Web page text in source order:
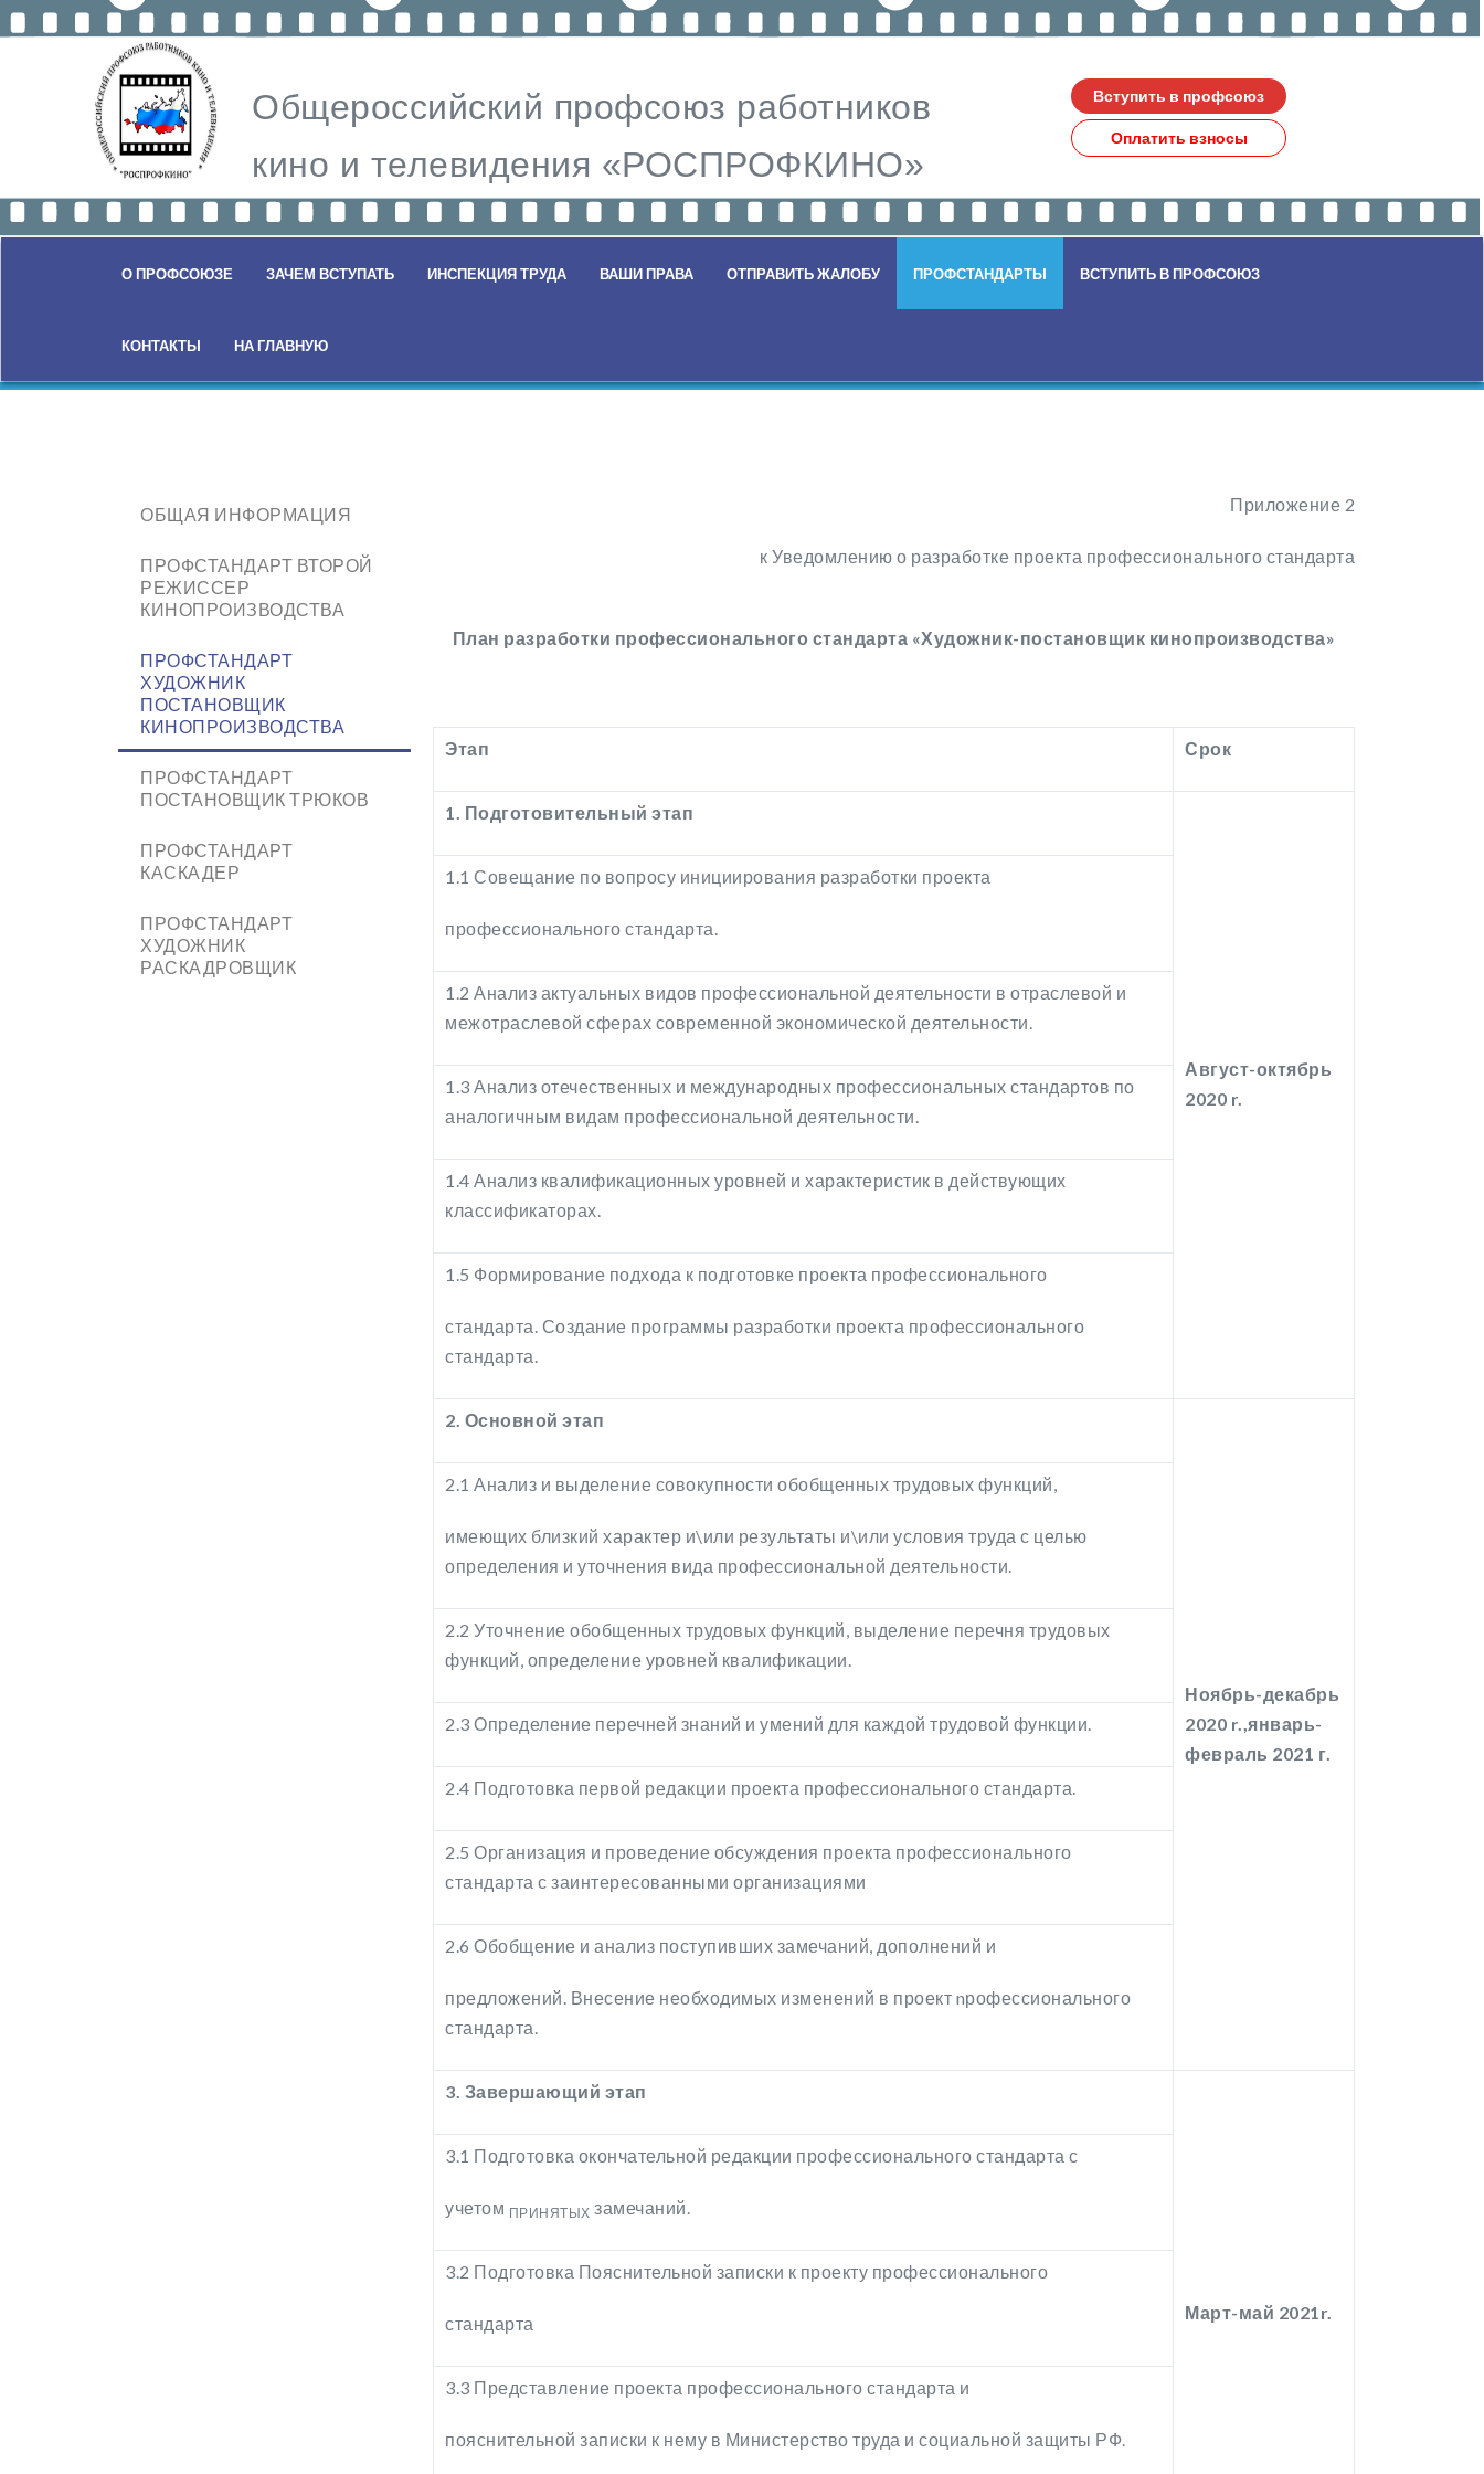
Общероссийский профсоюз работников
кино и телевидения «РОСПРОФКИНО»
Вступить в профсоюз
Оплатить взносы
О ПРОФСОЮЗЕ ЗАЧЕМ ВСТУПАТЬ ИНСПЕКЦИЯ ТРУДА ВАШИ ПРАВА ОТПРАВИТЬ ЖАЛОБУ ПРОФСТАНДАРТЫ ВСТУПИТЬ В ПРОФСОЮЗ
КОНТАКТЫ НА ГЛАВНУЮ
ОБЩАЯ ИНФОРМАЦИЯ
ПРОФСТАНДАРТ ВТОРОЙ
РЕЖИССЕР
КИНОПРОИЗВОДСТВА
ПРОФСТАНДАРТ
ХУДОЖНИК
ПОСТАНОВЩИК
КИНОПРОИЗВОДСТВА
ПРОФСТАНДАРТ
ПОСТАНОВЩИК ТРЮКОВ
ПРОФСТАНДАРТ
КАСКАДЕР
ПРОФСТАНДАРТ
ХУДОЖНИК
РАСКАДРОВЩИК
Приложение 2
к Уведомлению о разработке проекта профессионального стандарта
План разработки профессионального стандарта «Художник-постановщик кинопроизводства»
Этап Срок
1. Подготовительный этап
Август-октябрь
2020 r.
1.1 Совещание по вопросу инициирования разработки проекта
профессионального стандарта.
1.2 Анализ актуальных видов профессиональной деятельности в отраслевой и
межотраслевой сферах современной экономической деятельности.
1.3 Анализ отечественных и международных профессиональных стандартов по
аналогичным видам профессиональной деятельности.
1.4 Анализ квалификационных уровней и характеристик в действующих
классификаторах.
1.5 Формирование подхода к подготовке проекта профессионального
стандарта. Создание программы разработки проекта профессионального
стандарта.
2. Основной этап
Ноябрь-декабрь
2020 r.,январь-
февраль 2021 г.
2.1 Анализ и выделение совокупности обобщенных трудовых функций,
имеющих близкий характер и\или результаты и\или условия труда с целью
определения и уточнения вида профессиональной деятельности.
2.2 Уточнение обобщенных трудовых функций, выделение перечня трудовых
функций, определение уровней квалификации.
2.3 Определение перечней знаний и умений для каждой трудовой функции.
2.4 Подготовка первой редакции проекта профессионального стандарта.
2.5 Организация и проведение обсуждения проекта профессионального
стандарта с заинтересованными организациями
2.6 Обобщение и анализ поступивших замечаний, дополнений и
предложений. Внесение необходимых изменений в проект nрофессионального
стандарта.
3. Завершающий этап
Март-май 2021r.
3.1 Подготовка окончательной редакции профессионального стандарта с
учетом ПРИНЯТЫХ замечаний.
3.2 Подготовка Пояснительной записки к проекту профессионального
стандарта
3.3 Представление проекта профессионального стандарта и
пояснительной записки к нему в Министерство труда и социальной защиты РФ.